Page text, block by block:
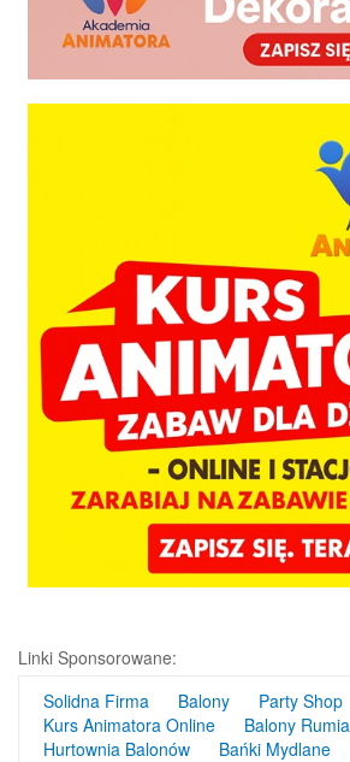
Linki Sponsorowane:
Solidna Firma
Balony
Party Shop
Kurs Animatora Online
Balony Rumia
Hurtownia Balonów
Bańki Mydlane